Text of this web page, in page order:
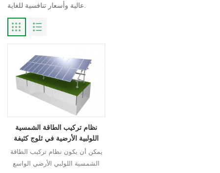
عالية وأسعار تنافسية للغاية.
نظام تركيب الطاقة الشمسية
اللولبية الأرضية في ثلوج كثيفة
يمكن أن يكون نظام تركيب الطاقة
الشمسية اللولبي الأرضي الواسع